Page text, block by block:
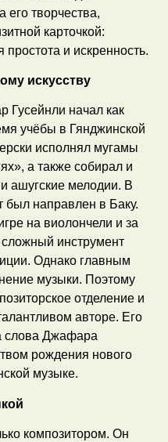
его творчества,
карточкой:
и искренность.
искусству
Гусейнли начал как
учёбы в Гянджинской
исполнял мугамы
а также собирал и
ашугские мелодии. В
был направлен в Баку.
на виолончели и за
сложный инструмент
Однако главным
музыки. Поэтому
отделение и
авторе. Его
слова Джафара
рождения нового
музыке.
композитором. Он